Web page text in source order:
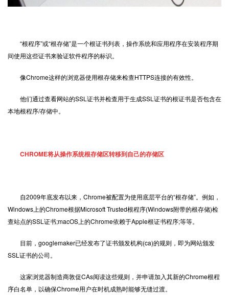
“根程序”或“根存储”是一个根证书列表，操作系统和应用程序在安装程序期
间使用这些证书来验证软件程序的标识。
像Chrome这样的浏览器使用根存储来检查HTTPS连接的有效性。
他们通过查看网站的SSL证书并检查用于生成SSL证书的根证书是否包含在
本地根程序/存储中。
CHROME将从操作系统根存储区转移到自己的存储区
自2009年底发布以来，Chrome被配置为使用底层平台的“根存储”。例如，
Windows上的Chrome根据Microsoft Trusted根程序(Windows附带的根存储)检
查站点的SSL证书;macOS上的Chrome依赖于Apple根证书程序;等等。
目前，googlemaker已经发布了证书颁发机构(ca)的规则，即为网站颁发
SSL证书的公司。
这家浏览器制造商敦促CAs阅读这些规则，并申请加入其新的Chrome根程
序白名单，以确保Chrome用户在时机成熟时能够无缝过渡。